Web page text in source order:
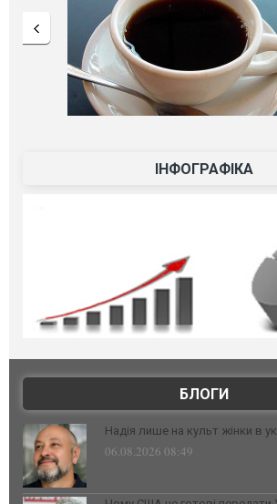
ІНФОГРАФІКА
БЛОГИ
Надія лише на культ жінки в
06.08.2026 08:49